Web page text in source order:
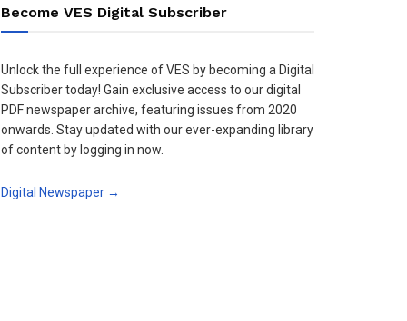
Become VES Digital Subscriber
Unlock the full experience of VES by becoming a Digital
Subscriber today! Gain exclusive access to our digital
PDF newspaper archive, featuring issues from 2020
onwards. Stay updated with our ever-expanding library
of content by logging in now.
Digital Newspaper →